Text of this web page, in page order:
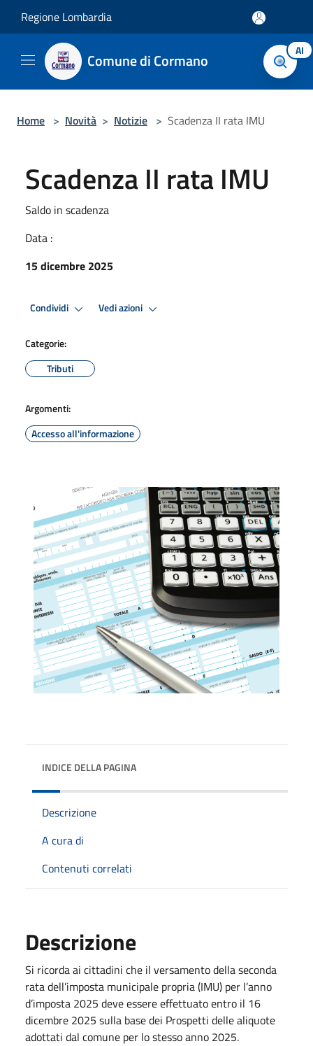
Regione Lombardia
Comune di Cormano AI
Home > Novità > Notizie > Scadenza II rata IMU
Scadenza II rata IMU
Saldo in scadenza
Data :
15 dicembre 2025
Condividi Vedi azioni
Categorie:
Tributi
Argomenti:
Accesso all'informazione
INDICE DELLA PAGINA
Descrizione
A cura di
Contenuti correlati
Descrizione
Si ricorda ai cittadini che il versamento della seconda
rata dell’imposta municipale propria (IMU) per l’anno
d’imposta 2025 deve essere effettuato entro il 16
dicembre 2025 sulla base dei Prospetti delle aliquote
adottati dal comune per lo stesso anno 2025.